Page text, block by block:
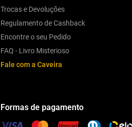
Trocas e Devoluções
Regulamento de Cashback
Encontre o seu Pedido
FAQ - Livro Misterioso
Fale com a Caveira
Formas de pagamento